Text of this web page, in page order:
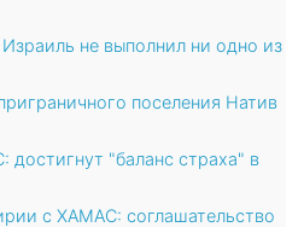
не выполнил ни одно из
поселения Натив
"баланс страха" в
с ХАМАС: соглашательство